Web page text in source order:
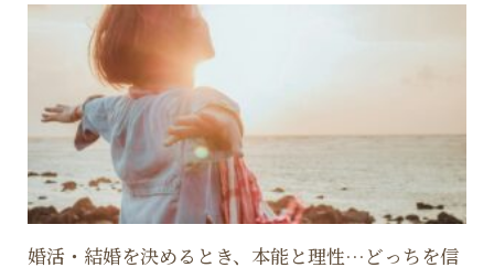
婚活・結婚を決めるとき、本能と理性…どっちを信